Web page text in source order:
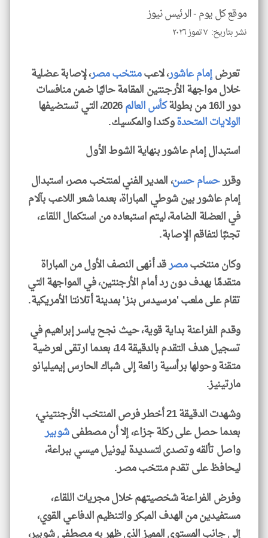
موقع كل يوم -الرئيس نيوز
نشر بتاريخ: ٧ تموز ٢٠٢٦
تعرضإمام عاشور، لاعبمنتخب مصر، لإصابة عضلية
خلال مواجهة الأرجنتين المقامة حاليًا ضمن منافسات
دور الـ16 من بطولة
كأس العالم2026، التي تستضيفها
الولايات المتحدةوكندا والمكسيك.
استبدال إمام عاشور بنهاية الشوط الأول
وقررحسام حسن، المدير الفني لمنتخب مصر، استبدال
إمام عاشور بين شوطي المباراة، بعدما شعر اللاعب بآلام
في العضلة الضامة، ليتم استبعاده من استكمال اللقاء،
تجنبًا لتفاقم الإصابة.
وكان منتخبمصرقد أنهى النصف الأول من المباراة
متقدمًا بهدف دون رد أمام الأرجنتين، في المواجهة التي
تقام على ملعب 'مرسيدس بنز' بمدينة أتلانتا الأمريكية.
وقدم الفراعنة بداية قوية، حيث نجح ياسر إبراهيم في
تسجيل هدف التقدم بالدقيقة 14، بعدما ارتقى لعرضية
متقنة وحولها برأسية رائعة إلى شباك الحارس إيميليانو
مارتينيز.
وشهدت الدقيقة 21 أخطر فرص المنتخب الأرجنتيني،
بعدما حصل على ركلة جزاء، إلا أن مصطفىشوبير
واصل تألقه وتصدى لتسديدة ليونيل ميسي ببراعة،
ليحافظ على تقدم منتخب مصر.
وفرض الفراعنة شخصيتهم خلال مجريات اللقاء،
مستفيدين من الهدف المبكر والتنظيم الدفاعي القوي،
إلى جانب المستوى المميز الذي ظهر به مصطفى شوبير،
klyoum.com